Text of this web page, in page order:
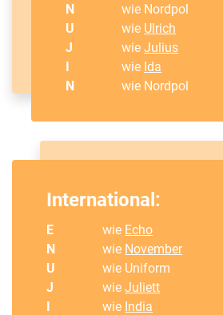
N
wie Nordpol
U
wie Ulrich
J
wieJulius
I
wie Ida
N
wie Nordpol
International:
E wie Echo
N
wie November
U
wie Uniform
J
wieJuliett
I
wie India